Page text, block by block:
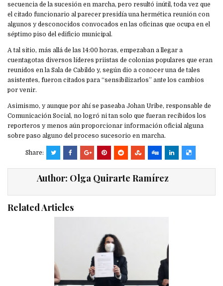
secuencia de la sucesión en marcha, pero resultó inútil, toda vez que
el citado funcionario al parecer presidía una hermética reunión con
algunos y desconocidos convocados en las oficinas que ocupa en el
séptimo piso del edificio municipal.
A tal sitio, más allá de las 14:00 horas, empezaban a llegar a
cuentagotas diversos líderes priistas de colonias populares que eran
reunidos en la Sala de Cabildo y, según dio a conocer una de tales
asistentes, fueron citados para “sensibilizarlos” ante los cambios
por venir.
Asimismo, y aunque por ahí se paseaba Johan Uribe, responsable de
Comunicación Social, no logró ni tan solo que fueran recibidos los
reporteros y menos aún proporcionar información oficial alguna
sobre paso alguno del proceso sucesorio en marcha.
Share:
Author: Olga Quirarte Ramírez
Related Articles